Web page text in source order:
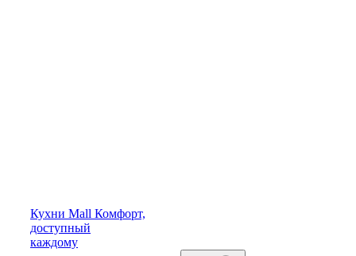
Кухни Mall Комфорт,
доступный
каждому